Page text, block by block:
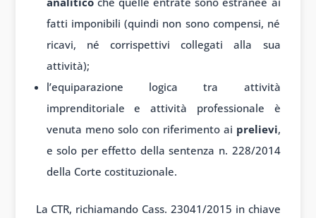
fatti imponibili (quindi non sono compensi, né
ricavi, né corrispettivi collegati alla sua
attività);
l’equiparazione logica tra attività
imprenditoriale e attività professionale è
venuta meno solo con riferimento ai prelievi,
e solo per effetto della sentenza n. 228/2014
della Corte costituzionale.
La CTR, richiamando Cass. 23041/2015 in chiave